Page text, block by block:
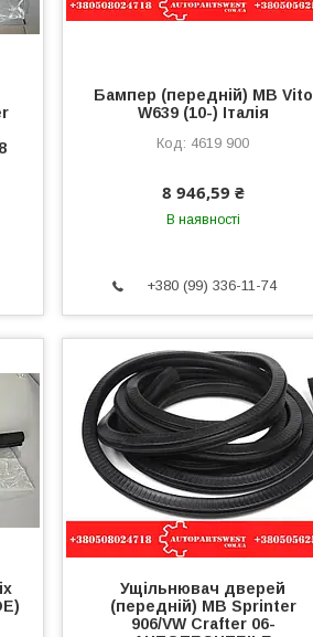
Бампер (передній) MB Vito
W639 (10-) Італія
4619 900
8 946,59 ₴
В наявності
+380 (99) 336-11-74
Ущільнювач дверей
(передній) MB Sprinter
906/VW Crafter 06-